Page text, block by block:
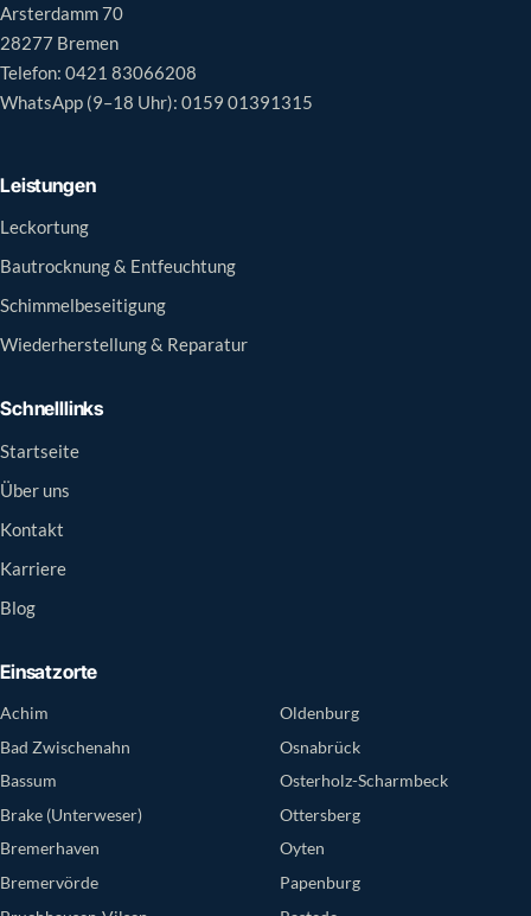
Arsterdamm 70
28277 Bremen
Telefon: 0421 83066208
WhatsApp (9–18 Uhr): 0159 01391315
Leistungen
Leckortung
Bautrocknung & Entfeuchtung
Schimmelbeseitigung
Wiederherstellung & Reparatur
Schnelllinks
Startseite
Über uns
Kontakt
Karriere
Blog
Einsatzorte
Achim
Bad Zwischenahn
Bassum
Brake (Unterweser)
Bremerhaven
Bremervörde
Oldenburg
Osnabrück
Osterholz-Scharmbeck
Ottersberg
Oyten
Papenburg